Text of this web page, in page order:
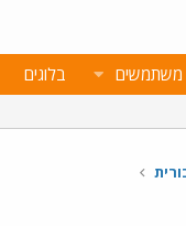
משתמשים בלוגים